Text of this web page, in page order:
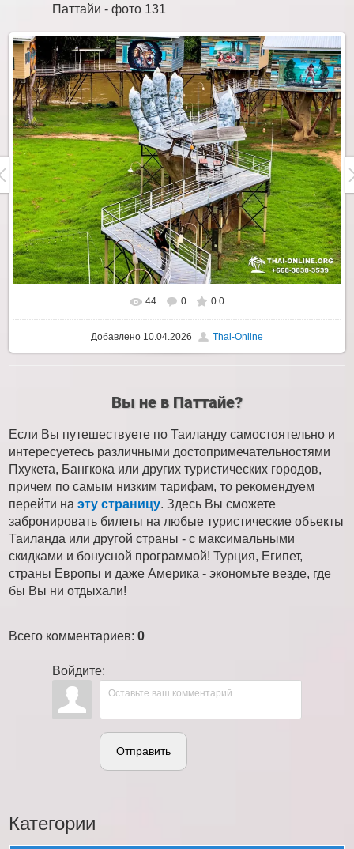
Паттайи - фото 131
44 0 0.0
Добавлено 10.04.2026 Thai-Online
Вы не в Паттайе?
Если Вы путешествуете по Таиланду самостоятельно и
интересуетесь различными достопримечательностями
Пхукета, Бангкока или других туристических городов,
причем по самым низким тарифам, то рекомендуем
перейти на эту страницу. Здесь Вы сможете
забронировать билеты на любые туристические объекты
Таиланда или другой страны - с максимальными
скидками и бонусной программой! Турция, Египет,
страны Европы и даже Америка - экономьте везде, где
бы Вы ни отдыхали!
Всего комментариев: 0
Войдите:
Отправить
Категории